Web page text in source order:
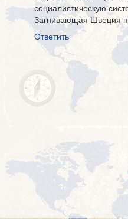
социалистическую
Загнивающая Швеция
Ответить